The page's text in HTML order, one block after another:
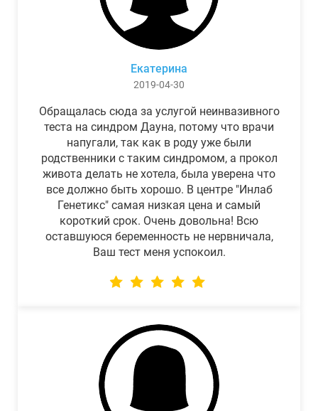
Екатерина
2019-04-30
Обращалась сюда за услугой неинвазивного
теста на синдром Дауна, потому что врачи
напугали, так как в роду уже были
родственники с таким синдромом, а прокол
живота делать не хотела, была уверена что
все должно быть хорошо. В центре "Инлаб
Генетикс" самая низкая цена и самый
короткий срок. Очень довольна! Всю
оставшуюся беременность не нервничала,
Ваш тест меня успокоил.